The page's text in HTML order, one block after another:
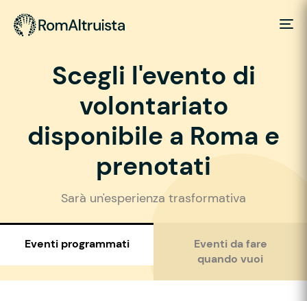
Scegli l'evento di
volontariato
disponibile a Roma e
prenotati
Sarà un'esperienza trasformativa
Eventi programmati
Eventi da fare
quando vuoi